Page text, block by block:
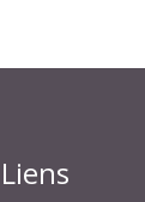
Liens